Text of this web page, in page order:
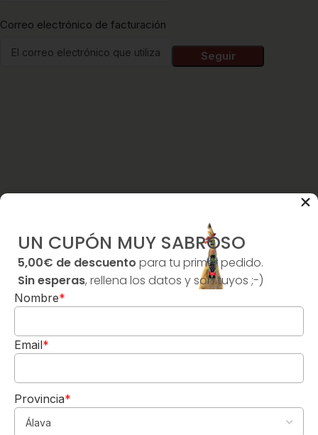
Correo electrónico de facturación
Seguir
5,00€
UN CUPÓN MUY SABROSO
5,00€ de descuento para tu primer pedido.
Sin esperas, rellena los datos y son tuyos ;-)
Nombre*
Email*
Provincia*